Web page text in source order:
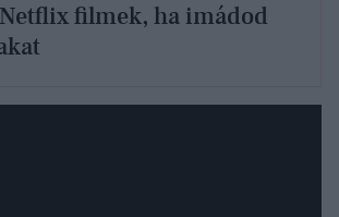
filmek, ha imádod